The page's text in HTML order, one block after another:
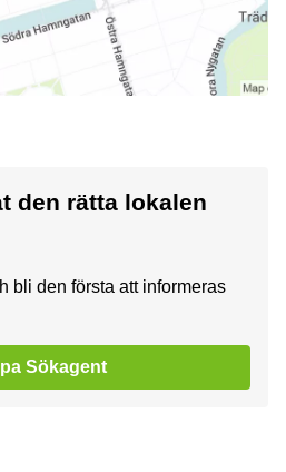
den rätta lokalen
bli den första att informeras
Sökagent